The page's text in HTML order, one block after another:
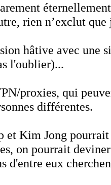
rien n’exclut
hâtive avec une
l'oublier)...
proxies, qui
différentes.
et Kim Jong
on pourrait
d'entre eux